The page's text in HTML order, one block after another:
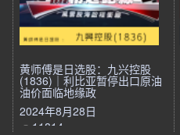
黄师傅是日选股：九兴控股
(1836)｜利比亚暂停出口原油
油价面临地缘政
2024年8月28日
11814